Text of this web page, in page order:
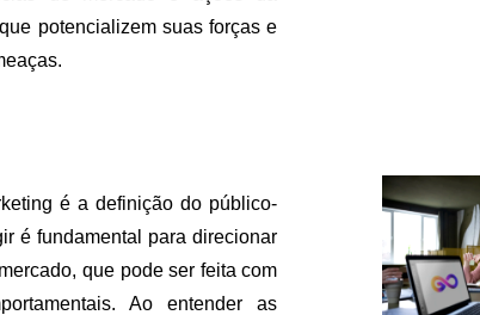
FALE
+55 19 99655-1961
potencializem suas forças e
é a definição do público-
é fundamental para direcionar
que pode ser feita com
Ao entender as